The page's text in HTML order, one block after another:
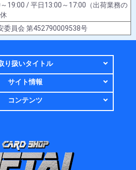
19:00 / 平日13:00～17:00（出荷業務の
委員会 第452790009538号
り扱いタイトル
サイト情報
コンテンツ